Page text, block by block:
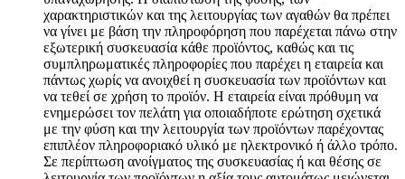
χαρακτηριστικών και της λειτουργίας των αγαθών θα πρέπει
να γίνει με βάση την πληροφόρηση που παρέχεται πάνω στην
εξωτερική συσκευασία κάθε προϊόντος, καθώς και τις
συμπληρωματικές πληροφορίες που παρέχει η εταιρεία και
πάντως χωρίς να ανοιχθεί η συσκευασία των προϊόντων και
να τεθεί σε χρήση το προϊόν. Η εταιρεία είναι πρόθυμη να
ενημερώσει τον πελάτη για οποιαδήποτε ερώτηση σχετικά
με την φύση και την λειτουργία των προϊόντων παρέχοντας
επιπλέον πληροφοριακό υλικό με ηλεκτρονικό ή άλλο τρόπο.
Σε περίπτωση ανοίγματος της συσκευασίας ή και θέσης σε